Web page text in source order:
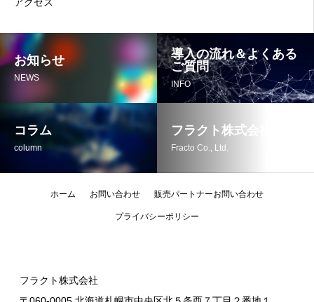
お知らせ
NEWS
導入の流れ＆よくある
ご質問
INFO
コラム
column
フラクト株式会社
Fracto Co., Ltd.
ホーム お問い合わせ 販売パートナーお問い合わせ
プライバシーポリシー
フラクト株式会社